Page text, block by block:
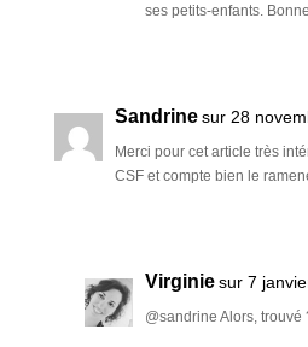
ses petits-enfants.
Sandrine sur 28
Merci pour cet article très
CSF et compte bien le
Virginie sur 7
@sandrine Alors, trouvé